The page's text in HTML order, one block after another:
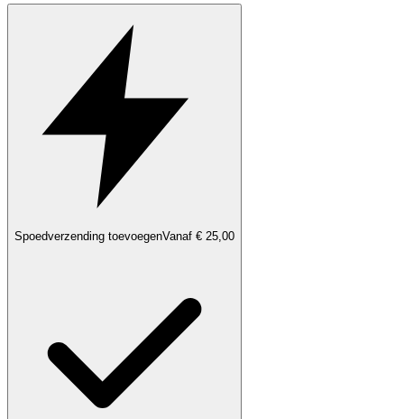
Spoedverzending toevoegenVanaf € 25,00